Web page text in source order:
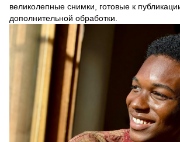
великолепные снимки, готовые к
дополнительной обработки.